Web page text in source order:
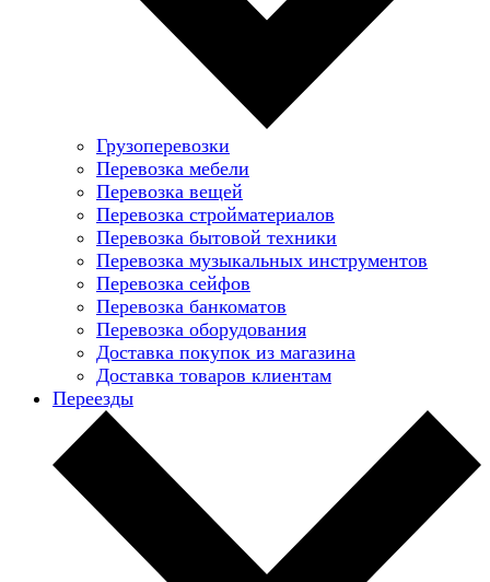
Грузоперевозки
Перевозка мебели
Перевозка вещей
Перевозка стройматериалов
Перевозка бытовой техники
Перевозка музыкальных инструментов
Перевозка сейфов
Перевозка банкоматов
Перевозка оборудования
Доставка покупок из магазина
Доставка товаров клиентам
Переезды